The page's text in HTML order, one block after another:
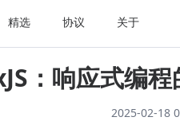
精选 协议 关于
：响应式编
2025-02-18